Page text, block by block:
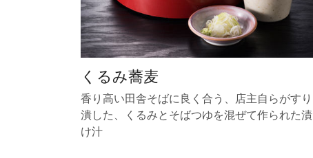
くるみ蕎麦
香り高い田舎そばに良く合う、店主自らがすり
潰した、くるみとそばつゆを混ぜて作られた漬
け汁